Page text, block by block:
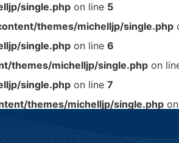
single.php on line 5
themes/michelljp/single.php
single.php on line 6
themes/michelljp/single.php on
single.php on line 7
themes/michelljp/single.php